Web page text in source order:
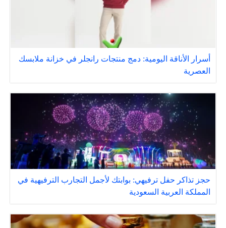
أسرار الأناقة اليومية: دمج منتجات رانجلر في خزانة ملابسك
العصرية
حجز تذاكر حفل ترفيهي: بوابتك لأجمل التجارب الترفيهية في
المملكة العربية السعودية